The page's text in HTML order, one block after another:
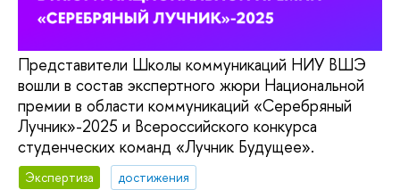
Представители Школы коммуникаций НИУ ВШЭ
вошли в состав экспертного жюри Национальной
премии в области коммуникаций «Серебряный
Лучник»-2025 и Всероссийского конкурса
студенческих команд «Лучник Будущее».
Экспертиза
достижения